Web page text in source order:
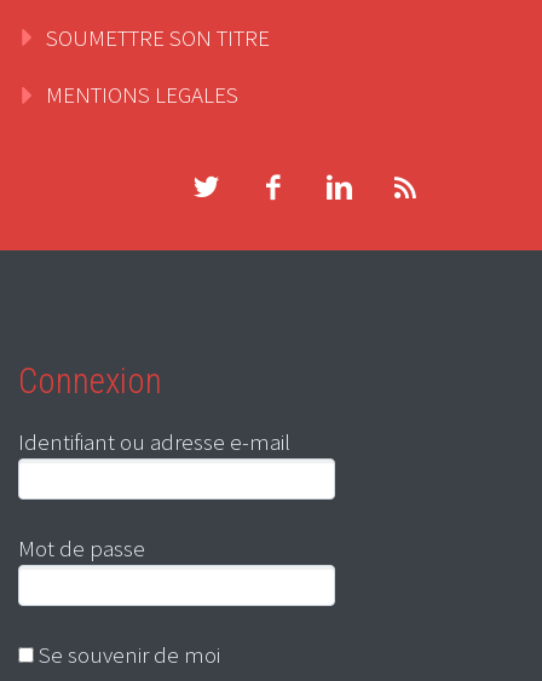
SOUMETTRE SON TITRE
MENTIONS LEGALES
Connexion
Identifiant ou adresse e-mail
Mot de passe
Se souvenir de moi